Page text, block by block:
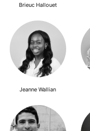
Brieuc Hallouet
Jeanne Wallian